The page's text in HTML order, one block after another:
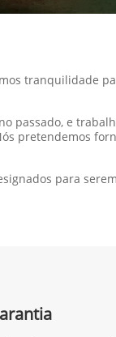
tranquilidade
passado, e
pretendemos
para